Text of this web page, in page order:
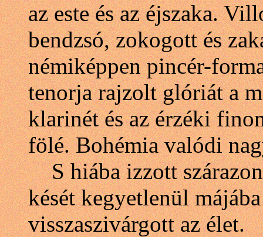
az este és az éjszaka.
bendzsó, zokogott és
némiképpen pincér-
tenorja rajzolt glóriát a
klarinét és az érzéki
fölé. Bohémia valódi
S hiába izzott szárazon
kését kegyetlenül
visszaszivárgott az élet.